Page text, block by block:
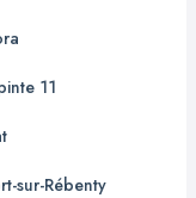
11
sur-Rébenty